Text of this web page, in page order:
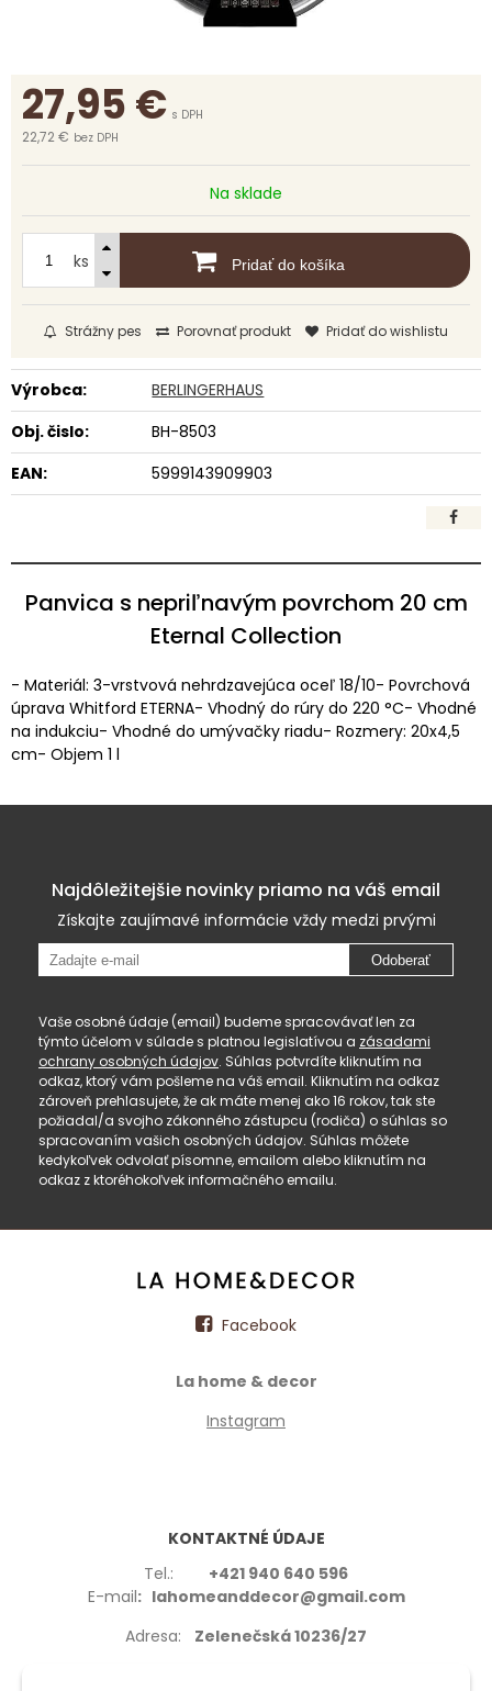
27,95€ s DPH
22,72 € bez DPH
Na sklade
ks Pridať do košíka
Strážny pes Porovnať produkt Pridať do wishlistu
Výrobca:
BERLINGERHAUS
Obj. čislo:
BH-8503
EAN:
5999143909903
Panvica s nepriľnavým povrchom 20 cm
Eternal Collection
- Materiál: 3-vrstvová nehrdzavejúca oceľ 18/10- Povrchová
úprava Whitford ETERNA- Vhodný do rúry do 220 °C- Vhodné
na indukciu- Vhodné do umývačky riadu- Rozmery: 20x4,5
cm- Objem 1 l
Najdôležitejšie novinky priamo na váš email
Získajte zaujímavé informácie vždy medzi prvými
Odoberať
Vaše osobné údaje (email) budeme spracovávať len za
týmto účelom v súlade s platnou legislatívou a zásadami
ochrany osobných údajov. Súhlas potvrdíte kliknutím na
odkaz, ktorý vám pošleme na váš email. Kliknutím na odkaz
zároveň prehlasujete, že ak máte menej ako 16 rokov, tak ste
požiadal/a svojho zákonného zástupcu (rodiča) o súhlas so
spracovaním vašich osobných údajov. Súhlas môžete
kedykoľvek odvolať písomne, emailom alebo kliknutím na
odkaz z ktoréhokoľvek informačného emailu.
Facebook
La home & decor
Instagram
KONTAKTNÉ ÚDAJE
Tel.: +421 940 640 596
E-mail: lahomeanddecor@gmail.com
Adresa: Zelenečská 10236/27